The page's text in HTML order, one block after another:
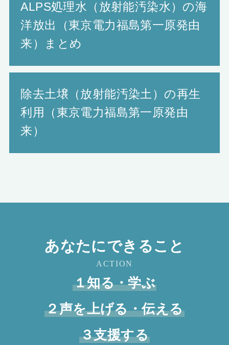
ALPS処理水（放射能汚染水）の海
洋放出（東京電力福島第一原発由
来）まとめ
除去土壌（放射能汚染土）の再生
利用（東京電力福島第一原発由
来）
あなたにできること
ACTION
１知る・学ぶ
２声を上げる・伝える
３支援する